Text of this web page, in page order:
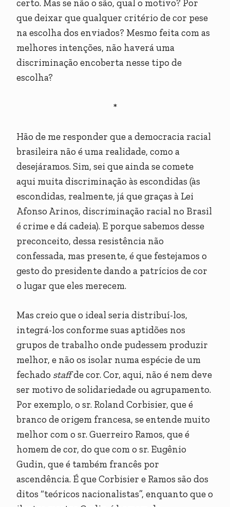
certo. Mas se não o são, qual o motivo? Por
que deixar que qualquer critério de cor pese
na escolha dos enviados? Mesmo feita com as
melhores intenções, não haverá uma
discriminação encoberta nesse tipo de
escolha?
*
Hão de me responder que a democracia racial
brasileira não é uma realidade, como a
desejáramos. Sim, sei que ainda se comete
aqui muita discriminação às escondidas (às
escondidas, realmente, já que graças à Lei
Afonso Arinos, discriminação racial no Brasil
é crime e dá cadeia). E porque sabemos desse
preconceito, dessa resistência não
confessada, mas presente, é que festejamos o
gesto do presidente dando a patrícios de cor
o lugar que eles merecem.
Mas creio que o ideal seria distribuí-los,
integrá-los conforme suas aptidões nos
grupos de trabalho onde pudessem produzir
melhor, e não os isolar numa espécie de um
fechado staffde cor. Cor, aqui, não é nem deve
ser motivo de solidariedade ou agrupamento.
Por exemplo, o sr. Roland Corbisier, que é
branco de origem francesa, se entende muito
melhor com o sr. Guerreiro Ramos, que é
homem de cor, do que com o sr. Eugênio
Gudin, que é também francês por
ascendência. É que Corbisier e Ramos são dos
ditos “teóricos nacionalistas”, enquanto que o